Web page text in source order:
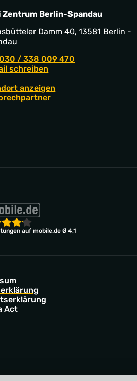
Zentrum Berlin-Spandau
Damm 40, 13581 Berlin -
030 / 338 009 470
schreiben
anzeigen
auf mobile.de Ø 4,1
Act